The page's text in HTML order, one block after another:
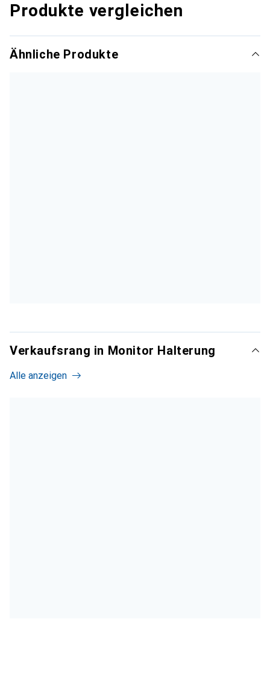
Produkte vergleichen
Ähnliche Produkte
Verkaufsrang in Monitor Halterung
Alle anzeigen